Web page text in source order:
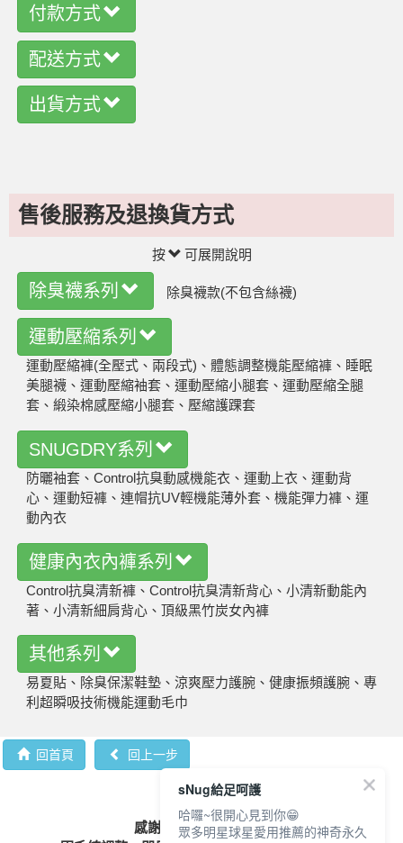
付款方式
配送方式
出貨方式
售後服務及退換貨方式
按 可展開說明
除臭襪系列 除臭襪款(不包含絲襪)
運動壓縮系列
運動壓縮褲(全壓式、兩段式)、體態調整機能壓縮褲、睡眠
美腿襪、運動壓縮袖套、運動壓縮小腿套、運動壓縮全腿
套、緞染棉感壓縮小腿套、壓縮護踝套
SNUGDRY系列
防曬袖套、Control抗臭動感機能衣、運動上衣、運動背
心、運動短褲、連帽抗UV輕機能薄外套、機能彈力褲、運
動內衣
健康內衣內褲系列
Control抗臭清新褲、Control抗臭清新背心、小清新動能內
著、小清新細肩背心、頂級黑竹炭女內褲
其他系列
易夏貼、除臭保潔鞋墊、涼爽壓力護腕、健康振頻護腕、專
利超瞬吸技術機能運動毛巾
回首頁 回上一步
感謝您的支持與陪伴❤️
sNug給足呵護
哈囉~很開心見到你😁
眾多明星球星愛用推薦的神奇永久